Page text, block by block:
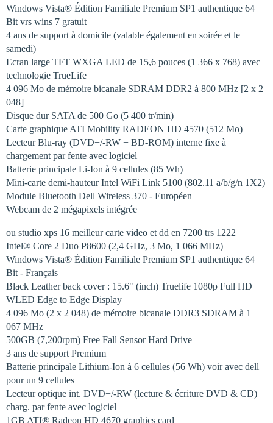
Windows Vista® Édition Familiale Premium SP1 authentique 64
Bit vrs wins 7 gratuit
4 ans de support à domicile (valable également en soirée et le
samedi)
Ecran large TFT WXGA LED de 15,6 pouces (1 366 x 768) avec
technologie TrueLife
4 096 Mo de mémoire bicanale SDRAM DDR2 à 800 MHz [2 x 2
048]
Disque dur SATA de 500 Go (5 400 tr/min)
Carte graphique ATI Mobility RADEON HD 4570 (512 Mo)
Lecteur Blu-ray (DVD+/-RW + BD-ROM) interne fixe à
chargement par fente avec logiciel
Batterie principale Li-Ion à 9 cellules (85 Wh)
Mini-carte demi-hauteur Intel WiFi Link 5100 (802.11 a/b/g/n 1X2)
Module Bluetooth Dell Wireless 370 - Européen
Webcam de 2 mégapixels intégrée
ou studio xps 16 meilleur carte video et dd en 7200 trs 1222 
Intel® Core 2 Duo P8600 (2,4 GHz, 3 Mo, 1 066 MHz)
Windows Vista® Édition Familiale Premium SP1 authentique 64
Bit - Français
Black Leather back cover : 15.6" (inch) Truelife 1080p Full HD
WLED Edge to Edge Display
4 096 Mo (2 x 2 048) de mémoire bicanale DDR3 SDRAM à 1
067 MHz
500GB (7,200rpm) Free Fall Sensor Hard Drive
3 ans de support Premium
Batterie principale Lithium-Ion à 6 cellules (56 Wh) voir avec dell
pour un 9 cellules
Lecteur optique int. DVD+/-RW (lecture & écriture DVD & CD)
charg. par fente avec logiciel
1GB ATI® Radeon HD 4670 graphics card